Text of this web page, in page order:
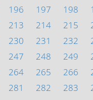
196 197 198
213 214 215
230 231 232
247 248 249
264 265 266
281 282 283